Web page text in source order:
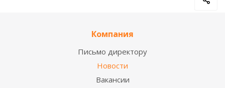
Компания
Письмо директору
Новости
Вакансии